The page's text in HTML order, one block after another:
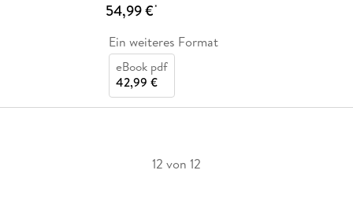
54,99 €*
Ein weiteres Format
eBook pdf
42,99 €
12 von 12